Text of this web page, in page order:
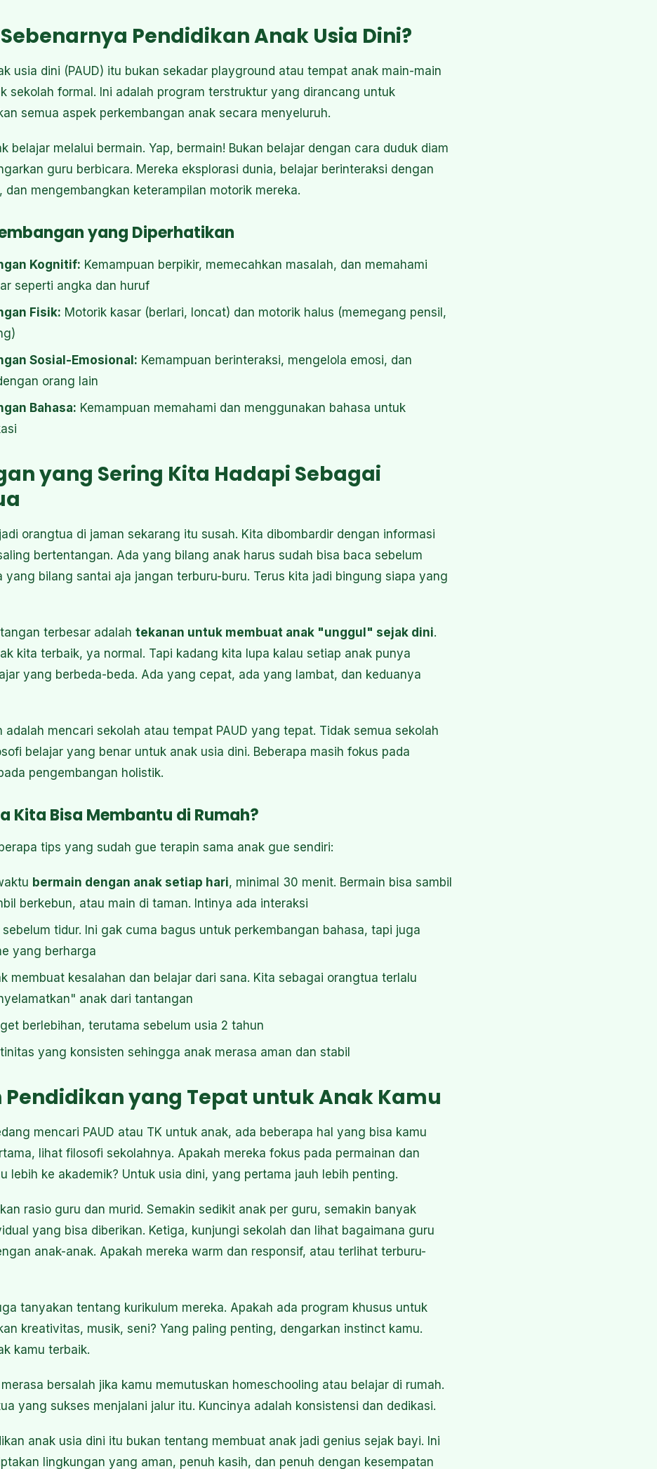
Pendidikan Anak Usia Dini?
usia dini (PAUD) itu bukan sekadar playground atau tempat anak main-main
sekolah formal. Ini adalah program terstruktur yang dirancang untuk
semua aspek perkembangan anak secara menyeluruh.
belajar melalui bermain. Yap, bermain! Bukan belajar dengan cara duduk diam
guru berbicara. Mereka eksplorasi dunia, belajar berinteraksi dengan
dan mengembangkan keterampilan motorik mereka.
yang Diperhatikan
Kognitif: Kemampuan berpikir, memecahkan masalah, dan memahami
seperti angka dan huruf
Fisik: Motorik kasar (berlari, loncat) dan motorik halus (memegang pensil,
Sosial-Emosional: Kemampuan berinteraksi, mengelola emosi, dan
orang lain
Bahasa: Kemampuan memahami dan menggunakan bahasa untuk
yang Sering Kita Hadapi Sebagai
orangtua di jaman sekarang itu susah. Kita dibombardir dengan informasi
bertentangan. Ada yang bilang anak harus sudah bisa baca sebelum
yang bilang santai aja jangan terburu-buru. Terus kita jadi bingung siapa yang
terbesar adalah tekanan untuk membuat anak "unggul" sejak dini.
kita terbaik, ya normal. Tapi kadang kita lupa kalau setiap anak punya
yang berbeda-beda. Ada yang cepat, ada yang lambat, dan keduanya
adalah mencari sekolah atau tempat PAUD yang tepat. Tidak semua sekolah
belajar yang benar untuk anak usia dini. Beberapa masih fokus pada
pengembangan holistik.
Kita Bisa Membantu di Rumah?
tips yang sudah gue terapin sama anak gue sendiri:
bermain dengan anak setiap hari, minimal 30 menit. Bermain bisa sambil
berkebun, atau main di taman. Intinya ada interaksi
tidur. Ini gak cuma bagus untuk perkembangan bahasa, tapi juga
yang berharga
membuat kesalahan dan belajar dari sana. Kita sebagai orangtua terlalu
anak dari tantangan
berlebihan, terutama sebelum usia 2 tahun
yang konsisten sehingga anak merasa aman dan stabil
Pendidikan yang Tepat untuk Anak Kamu
mencari PAUD atau TK untuk anak, ada beberapa hal yang bisa kamu
lihat filosofi sekolahnya. Apakah mereka fokus pada permainan dan
lebih ke akademik? Untuk usia dini, yang pertama jauh lebih penting.
rasio guru dan murid. Semakin sedikit anak per guru, semakin banyak
yang bisa diberikan. Ketiga, kunjungi sekolah dan lihat bagaimana guru
anak-anak. Apakah mereka warm dan responsif, atau terlihat terburu-
tanyakan tentang kurikulum mereka. Apakah ada program khusus untuk
kreativitas, musik, seni? Yang paling penting, dengarkan instinct kamu.
kamu terbaik.
bersalah jika kamu memutuskan homeschooling atau belajar di rumah.
yang sukses menjalani jalur itu. Kuncinya adalah konsistensi dan dedikasi.
anak usia dini itu bukan tentang membuat anak jadi genius sejak bayi. Ini
lingkungan yang aman, penuh kasih, dan penuh dengan kesempatan